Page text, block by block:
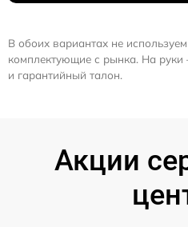
В обоих вариантах не
комплектующие с рынка. На
и гарантийный талон.
Акции